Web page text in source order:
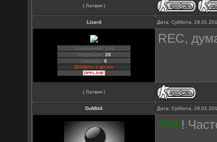
( Латвия )
Lizard Дата: Суббота,
Сообщений: 109
Репутация: 28
Награды:6
Добавить в друзья
REC,
( Латвия )
DuMbI4 Дата: Суббота,
Рек !